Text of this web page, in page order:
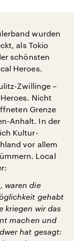
wurden
als Tokio
schönsten
Heroes.
Zwillinge –
Nicht
Grenze
Anhalt. In der
Kultur-
vor allem
Local
waren die
gehabt
kriegen wir das
machen und
hat gesagt: